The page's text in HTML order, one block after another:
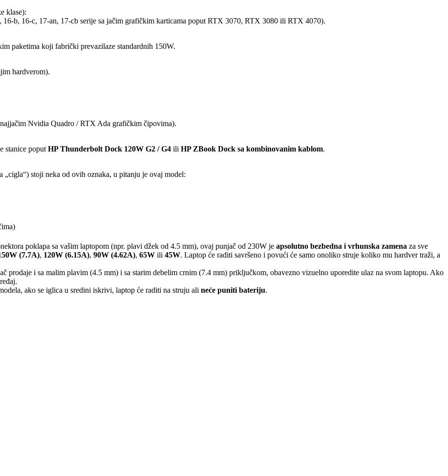
klase):
b, 16-c, 17-an, 17-cb serije sa jačim grafičkim karticama poput RTX 3070, RTX 3080 ili RTX 4070).
paketima koji fabrički prevazilaze standardnih 150W.
hardverom).
Nvidia Quadro / RTX Ada grafičkim čipovima).
stanice poput HP Thunderbolt Dock 120W G2 / G4 ili HP ZBook Dock sa kombinovanim kablom.
„cigla“) stoji neka od ovih oznaka, u pitanju je ovaj model:
poklapa sa vašim laptopom (npr. plavi džek od 4.5 mm), ovaj punjač od 230W je apsolutno bezbedna i vrhunska zamena za sve
(7.7A), 120W (6.15A), 90W (4.62A), 65W ili 45W. Laptop će raditi savršeno i povući će samo onoliko struje koliko mu hardver traži, a
prodaje i sa malim plavim (4.5 mm) i sa starim debelim crnim (7.4 mm) priključkom, obavezno vizuelno uporedite ulaz na svom laptopu. Ako
ako se iglica u sredini iskrivi, laptop će raditi na struju ali neće puniti bateriju.